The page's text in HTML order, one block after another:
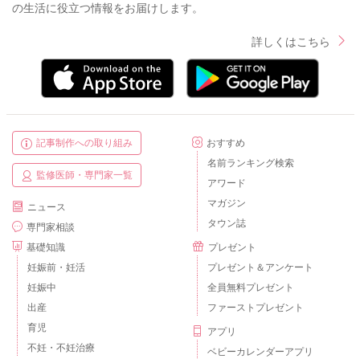
の生活に役立つ情報をお届けします。
詳しくはこちら
記事制作への取り組み
監修医師・専門家一覧
ニュース
専門家相談
基礎知識
妊娠前・妊活
妊娠中
出産
育児
不妊・不妊治療
おすすめ
名前ランキング検索
アワード
マガジン
タウン誌
プレゼント
プレゼント＆アンケート
全員無料プレゼント
ファーストプレゼント
アプリ
ベビーカレンダーアプリ